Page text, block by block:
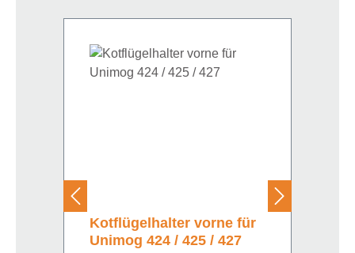
Kotflügelhalter vorne für
Unimog 424 / 425 / 427